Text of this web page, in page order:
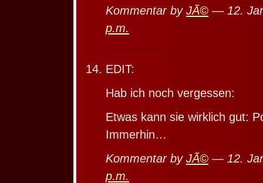
Kommentar by JÃ© — 12.
p.m.
EDIT:
Hab ich noch vergessen:
Etwas kann sie wirklich gut:
Immerhin…
Kommentar by JÃ© — 12.
p.m.